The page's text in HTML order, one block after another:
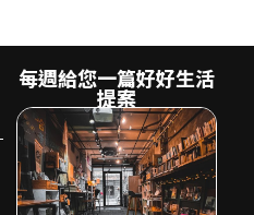
每週給您一篇好好生活
提案